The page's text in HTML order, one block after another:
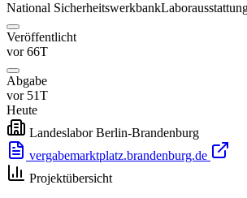
National Sicherheitswerkbank
Veröffentlicht
vor 66T
Abgabe
vor 51T
Heute
Landeslabor Berlin-Brandenburg
vergabemarktplatz.brandenburg.de
Projektübersicht